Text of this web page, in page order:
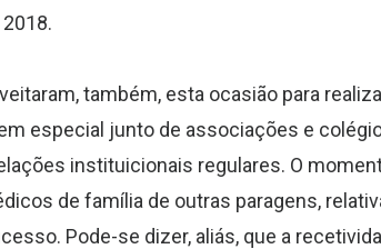
também, esta ocasião para
especial junto de associações e
instituicionais regulares. O
de família de outras paragens,
Pode-se dizer, aliás, que a